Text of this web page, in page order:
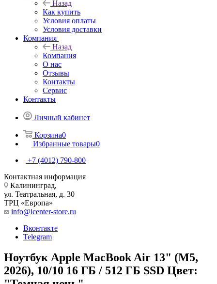
Назад
Как купить
Условия оплаты
Условия доставки
Компания
Назад
Компания
О нас
Отзывы
Контакты
Сервис
Контакты
Личный кабинет
Корзина0
Избранные товары0
+7 (4012) 790-800
Контактная информация
Калининград,
ул. Театральная, д. 30
ТРЦ «Европа»
info@icenter-store.ru
Вконтакте
Telegram
Ноутбук Apple MacBook Air 13" (M5,
2026), 10/10 16 ГБ / 512 ГБ SSD Цвет: